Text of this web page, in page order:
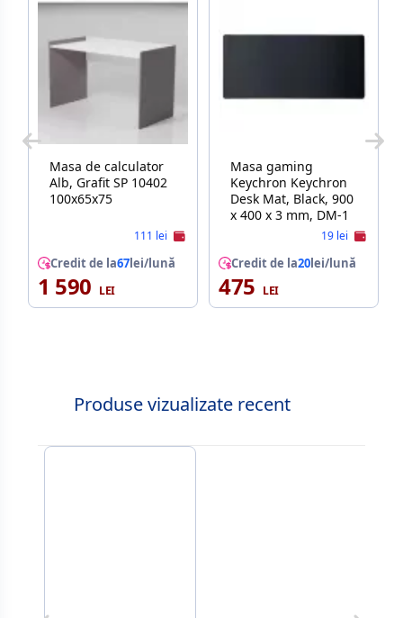
Masa de calculator
Alb, Grafit SP 10402
100x65x75
111 lei
Credit de la67lei/lună
1 590
Masa gaming
Keychron Keychron
Desk Mat, Black, 900
x 400 x 3 mm, DM-1
19 lei
Credit de la20lei/lună
475
Produse vizualizate recent